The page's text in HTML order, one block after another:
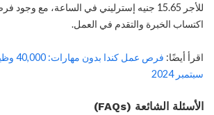
للأجر 15.65 جنيه إسترليني في الساعة، مع
اكتساب الخبرة والتقدم في العمل.
اقرأ أيضًا:
فرص
سبتمبر 2024
الأسئلة الشائعة (FAQs)